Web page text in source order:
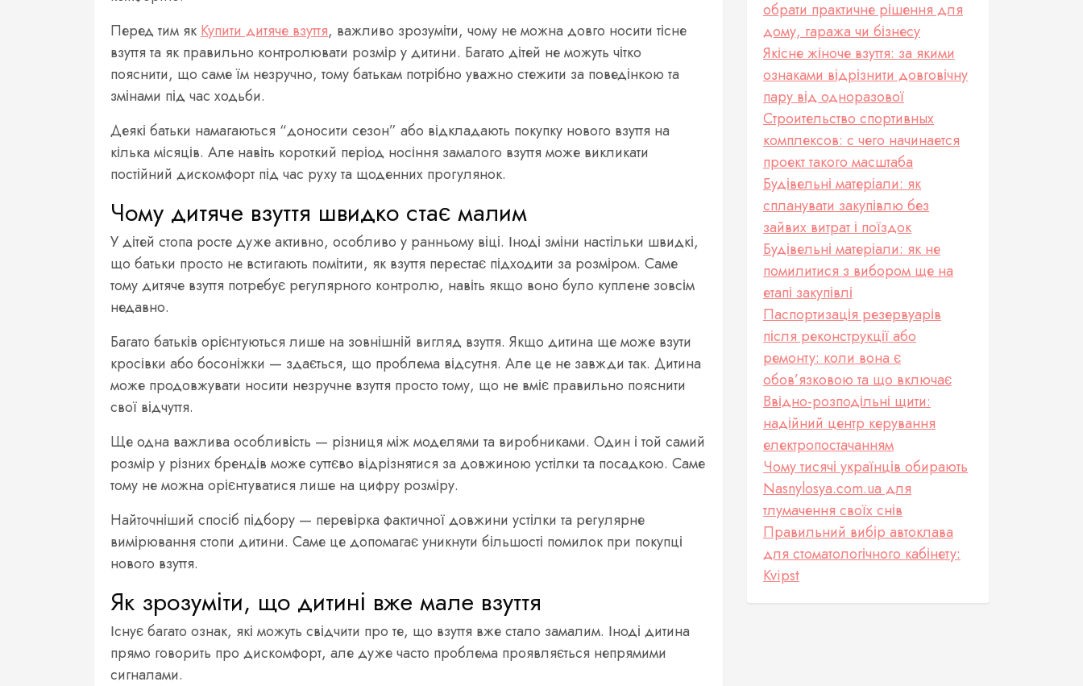
Перед тим як Купити дитяче взуття, важливо зрозуміти, чому не можна довго носити тісне
взуття та як правильно контролювати розмір у дитини. Багато дітей не можуть чітко
пояснити, що саме їм незручно, тому батькам потрібно уважно стежити за поведінкою та
змінами під час ходьби.
Деякі батьки намагаються “доносити сезон” або відкладають покупку нового взуття на
кілька місяців. Але навіть короткий період носіння замалого взуття може викликати
постійний дискомфорт під час руху та щоденних прогулянок.
Чому дитяче взуття швидко стає малим
У дітей стопа росте дуже активно, особливо у ранньому віці. Іноді зміни настільки швидкі,
що батьки просто не встигають помітити, як взуття перестає підходити за розміром. Саме
тому дитяче взуття потребує регулярного контролю, навіть якщо воно було куплене зовсім
недавно.
Багато батьків орієнтуються лише на зовнішній вигляд взуття. Якщо дитина ще може взути
кросівки або босоніжки — здається, що проблема відсутня. Але це не завжди так. Дитина
може продовжувати носити незручне взуття просто тому, що не вміє правильно пояснити
свої відчуття.
Ще одна важлива особливість — різниця між моделями та виробниками. Один і той самий
розмір у різних брендів може суттєво відрізнятися за довжиною устілки та посадкою. Саме
тому не можна орієнтуватися лише на цифру розміру.
Найточніший спосіб підбору — перевірка фактичної довжини устілки та регулярне
вимірювання стопи дитини. Саме це допомагає уникнути більшості помилок при покупці
нового взуття.
Як зрозуміти, що дитині вже мале взуття
Існує багато ознак, які можуть свідчити про те, що взуття вже стало замалим. Іноді дитина
прямо говорить про дискомфорт, але дуже часто проблема проявляється непрямими
сигналами.
обрати практичне рішення для
дому, гаража чи бізнесу
Якісне жіноче взуття: за якими
ознаками відрізнити довговічну
пару від одноразової
Строительство спортивных
комплексов: с чего начинается
проект такого масштаба
Будівельні матеріали: як
спланувати закупівлю без
зайвих витрат і поїздок
Будівельні матеріали: як не
помилитися з вибором ще на
етапі закупівлі
Паспортизація резервуарів
після реконструкції або
ремонту: коли вона є
обов’язковою та що включає
Ввідно-розподільні щити:
надійний центр керування
електропостачанням
Чому тисячі українців обирають
Nasnylosya.com.ua для
тлумачення своїх снів
Правильний вибір автоклава
для стоматологічного кабінету:
Kvipst